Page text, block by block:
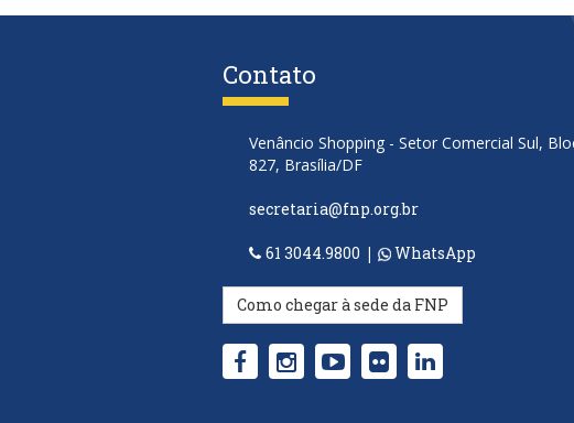
Contato
Venâncio Shopping - Setor Comercial Sul,
827, Brasília/DF
secretaria@fnp.org.br
61 3044.9800 | WhatsApp
Como chegar à sede da FNP